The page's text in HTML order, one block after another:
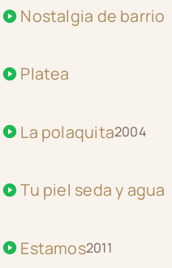
Nostalgia de barrio
Platea
La polaquita2004
Tu piel seda y agua
Estamos2011